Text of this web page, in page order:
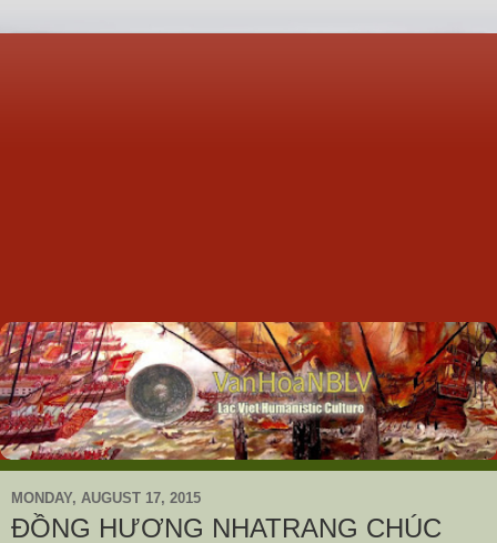
MONDAY, AUGUST 17, 2015
ĐỒNG HƯƠNG NHATRANG CHÚC